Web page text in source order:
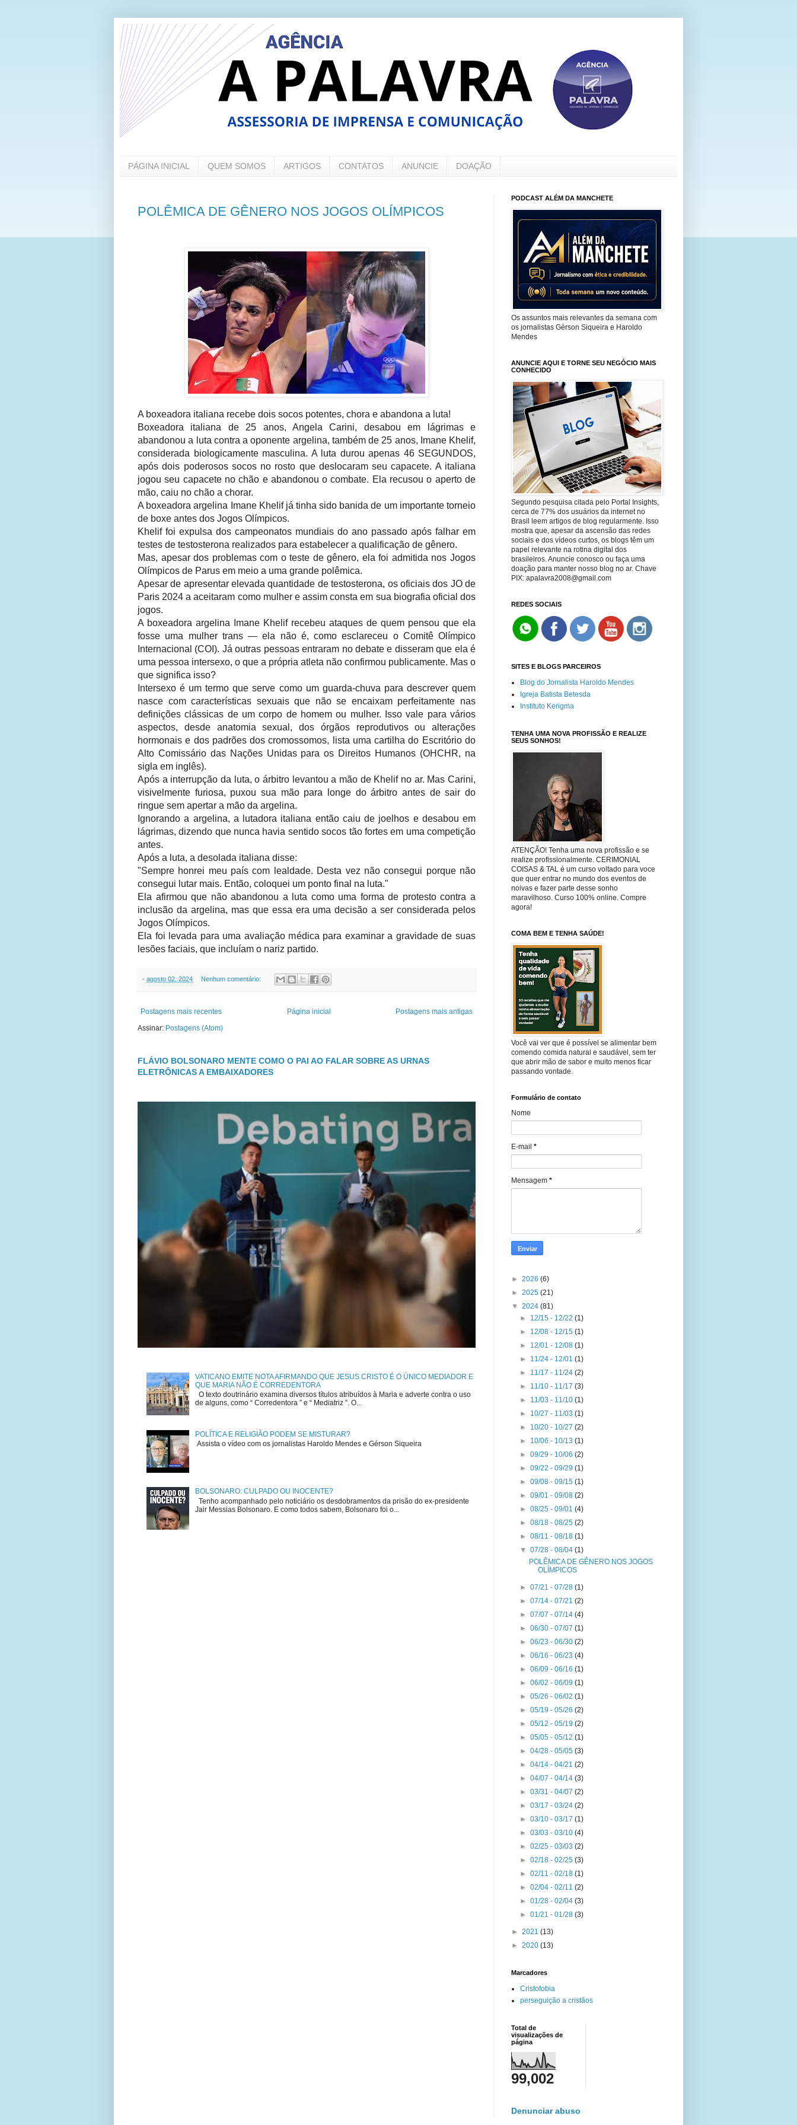
PÁGINA INICIAL QUEM SOMOS ARTIGOS CONTATOS ANUNCIE DOAÇÃO
POLÊMICA DE GÊNERO NOS JOGOS OLÍMPICOS
A boxeadora italiana recebe dois socos potentes, chora e abandona a luta!
Boxeadora italiana de 25 anos, Angela Carini, desabou em lágrimas e
abandonou a luta contra a oponente argelina, também de 25 anos, Imane Khelif,
considerada biologicamente masculina. A luta durou apenas 46 SEGUNDOS,
após dois poderosos socos no rosto que deslocaram seu capacete. A italiana
jogou seu capacete no chão e abandonou o combate. Ela recusou o aperto de
mão, caiu no chão a chorar.
A boxeadora argelina Imane Khelif já tinha sido banida de um importante torneio
de boxe antes dos Jogos Olímpicos.
Khelif foi expulsa dos campeonatos mundiais do ano passado após falhar em
testes de testosterona realizados para estabelecer a qualificação de gênero.
Mas, apesar dos problemas com o teste de gênero, ela foi admitida nos Jogos
Olímpicos de Parus em meio a uma grande polêmica.
Apesar de apresentar elevada quantidade de testosterona, os oficiais dos JO de
Paris 2024 a aceitaram como mulher e assim consta em sua biografia oficial dos
jogos.
A boxeadora argelina Imane Khelif recebeu ataques de quem pensou que ela
fosse uma mulher trans — ela não é, como esclareceu o Comitê Olímpico
Internacional (COI). Já outras pessoas entraram no debate e disseram que ela é
uma pessoa intersexo, o que a própria atleta não confirmou publicamente. Mas o
que significa isso?
Intersexo é um termo que serve como um guarda-chuva para descrever quem
nasce com características sexuais que não se encaixam perfeitamente nas
definições clássicas de um corpo de homem ou mulher. Isso vale para vários
aspectos, desde anatomia sexual, dos órgãos reprodutivos ou alterações
hormonais e dos padrões dos cromossomos, lista uma cartilha do Escritório do
Alto Comissário das Nações Unidas para os Direitos Humanos (OHCHR, na
sigla em inglês).
Após a interrupção da luta, o árbitro levantou a mão de Khelif no ar. Mas Carini,
visivelmente furiosa, puxou sua mão para longe do árbitro antes de sair do
ringue sem apertar a mão da argelina.
Ignorando a argelina, a lutadora italiana então caiu de joelhos e desabou em
lágrimas, dizendo que nunca havia sentido socos tão fortes em uma competição
antes.
Após a luta, a desolada italiana disse:
"Sempre honrei meu país com lealdade. Desta vez não consegui porque não
consegui lutar mais. Então, coloquei um ponto final na luta."
Ela afirmou que não abandonou a luta como uma forma de protesto contra a
inclusão da argelina, mas que essa era uma decisão a ser considerada pelos
Jogos Olímpicos.
Ela foi levada para uma avaliação médica para examinar a gravidade de suas
lesões faciais, que incluíam o nariz partido.
- agosto 02, 2024 Nenhum comentário:
Postagens mais recentes Postagens mais antigas
Página inicial
Assinar: Postagens (Atom)
FLÁVIO BOLSONARO MENTE COMO O PAI AO FALAR SOBRE AS URNAS
ELETRÔNICAS A EMBAIXADORES
VATICANO EMITE NOTA AFIRMANDO QUE JESUS CRISTO É O ÚNICO MEDIADOR E
QUE MARIA NÃO É CORREDENTORA
O texto doutrinário examina diversos títulos atribuídos à Maria e adverte contra o uso
de alguns, como “ Corredentora ” e “ Mediatriz ”. O...
POLÍTICA E RELIGIÃO PODEM SE MISTURAR?
Assista o vídeo com os jornalistas Haroldo Mendes e Gérson Siqueira
BOLSONARO: CULPADO OU INOCENTE?
Tenho acompanhado pelo noticiário os desdobramentos da prisão do ex-presidente
Jair Messias Bolsonaro. E como todos sabem, Bolsonaro foi o...
PODCAST ALÉM DA MANCHETE
Os assuntos mais relevantes da semana com
os jornalistas Gérson Siqueira e Haroldo
Mendes
ANUNCIE AQUI E TORNE SEU NEGÓCIO MAIS
CONHECIDO
Segundo pesquisa citada pelo Portal Insights,
cerca de 77% dos usuários da internet no
Brasil leem artigos de blog regularmente. Isso
mostra que, apesar da ascensão das redes
sociais e dos vídeos curtos, os blogs têm um
papel relevante na rotina digital dos
brasileiros. Anuncie conosco ou faça uma
doação para manter nosso blog no ar. Chave
PIX: apalavra2008@gmail.com
REDES SOCIAIS
SITES E BLOGS PARCEIROS
Blog do Jornalista Haroldo Mendes
Igreja Batista Betesda
Instituto Kerigma
TENHA UMA NOVA PROFISSÃO E REALIZE
SEUS SONHOS!
ATENÇÃO! Tenha uma nova profissão e se
realize profissionalmente. CERIMONIAL
COISAS & TAL é um curso voltado para voce
que quer entrar no mundo dos eventos de
noivas e fazer parte desse sonho
maravilhoso. Curso 100% online. Compre
agora!
COMA BEM E TENHA SAÚDE!
Você vai ver que é possível se alimentar bem
comendo comida natural e saudável, sem ter
que abrir mão de sabor e muito menos ficar
passando vontade.
Formulário de contato
Nome
E-mail *
Mensagem *
► 2026 (6)
► 2025 (21)
▼ 2024 (81)
► 12/15 - 12/22(1)
► 12/08 - 12/15(1)
► 12/01 - 12/08(1)
► 11/24 - 12/01(1)
► 11/17 - 11/24(2)
► 11/10 - 11/17(3)
► 11/03 - 11/10(1)
► 10/27 - 11/03(1)
► 10/20 - 10/27(2)
► 10/06 - 10/13(1)
►09/29 - 10/06(2)
►09/22 - 09/29(1)
►09/08 - 09/15(1)
►09/01 - 09/08(2)
►08/25 - 09/01(4)
►08/18 - 08/25(2)
►08/11 - 08/18(1)
▼07/28 - 08/04(1)
POLÊMICA DE GÊNERO NOS JOGOS
OLÍMPICOS
►07/21 - 07/28(1)
►07/14 - 07/21(2)
►07/07 - 07/14(4)
►06/30 - 07/07(1)
►06/23 - 06/30(2)
►06/16 - 06/23(4)
►06/09 - 06/16(1)
►06/02 - 06/09(1)
►05/26 - 06/02(1)
►05/19 - 05/26(2)
►05/12 - 05/19(2)
►05/05 - 05/12(1)
►04/28 - 05/05(3)
►04/14 - 04/21(2)
►04/07 - 04/14(3)
►03/31 - 04/07(2)
►03/17 - 03/24(2)
►03/10 - 03/17(1)
►03/03 - 03/10(4)
►02/25 - 03/03(2)
►02/18 - 02/25(3)
►02/11 - 02/18(1)
►02/04 - 02/11(2)
►01/28 - 02/04(3)
►01/21 - 01/28(3)
► 2021 (13)
► 2020 (13)
Marcadores
Cristofobia
perseguição a cristãos
Total de
visualizações de
página
99,002
Denunciar abuso